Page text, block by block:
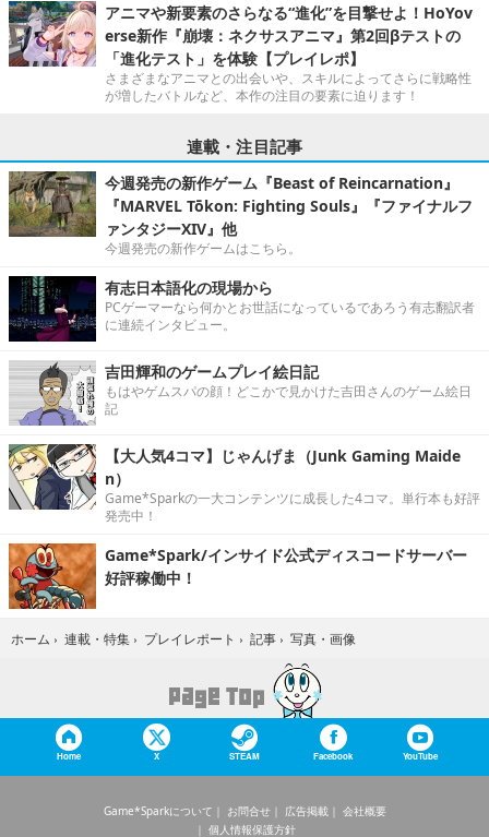
アニマや新要素のさらなる“進化”を目撃せよ！HoYov
erse新作『崩壊：ネクサスアニマ』第2回βテストの
「進化テスト」を体験【プレイレポ】
さまざまなアニマとの出会いや、スキルによってさらに戦略性
が増したバトルなど、本作の注目の要素に迫ります！
連載・注目記事
今週発売の新作ゲーム『Beast of Reincarnation』
『MARVEL Tōkon: Fighting Souls』『ファイナルフ
ァンタジーXIV』他
今週発売の新作ゲームはこちら。
有志日本語化の現場から
PCゲーマーなら何かとお世話になっているであろう有志翻訳者
に連続インタビュー。
吉田輝和のゲームプレイ絵日記
もはやゲムスパの顔！どこかで見かけた吉田さんのゲーム絵日
記
【大人気4コマ】じゃんげま（Junk Gaming Maide
n）
Game*Sparkの一大コンテンツに成長した4コマ。単行本も好評
発売中！
Game*Spark/インサイド公式ディスコードサーバー
好評稼働中！
ホーム › 連載・特集 › プレイレポート › 記事 › 写真・画像
Home X STEAM Facebook YouTube
Game*Sparkについて お問合せ 広告掲載
会社概要
個人情報保護方針